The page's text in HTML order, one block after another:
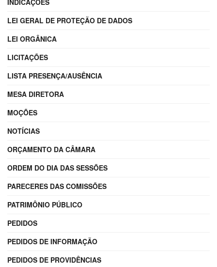
LEI GERAL DE PROTEÇÃO DE DADOS
LEI ORGÂNICA
LICITAÇÕES
LISTA PRESENÇA/AUSÊNCIA
MESA DIRETORA
MOÇÕES
NOTÍCIAS
ORÇAMENTO DA CÂMARA
ORDEM DO DIA DAS SESSÕES
PARECERES DAS COMISSÕES
PATRIMÔNIO PÚBLICO
PEDIDOS
PEDIDOS DE INFORMAÇÃO
PEDIDOS DE PROVIDÊNCIAS